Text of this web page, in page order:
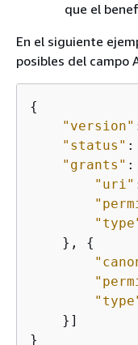
que el
En el siguiente
posibles del campo
{
"version"
"status" :
"grants" :
"uri"
    },
{
    }]